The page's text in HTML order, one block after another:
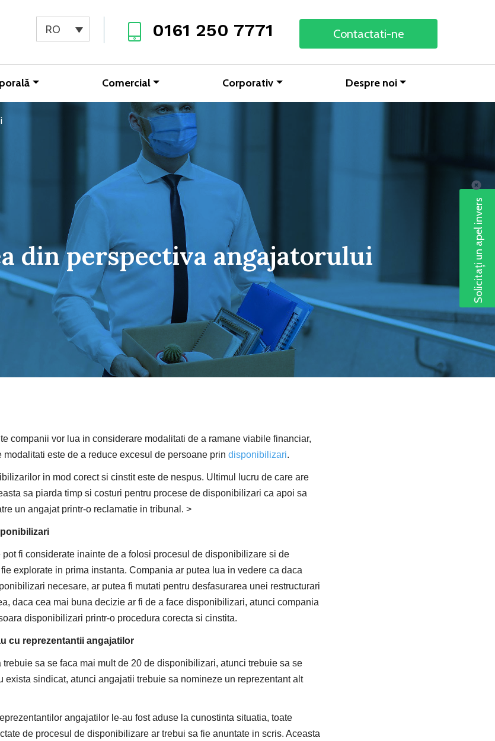
0161 250 7771 Contactati-ne
RO
Comercial Corporativ Despre noi
din perspectiva angajatorului
companii vor lua in considerare modalitati de a ramane viabile financiar,
este de a reduce excesul de persoane prin disponibilizari.
in mod corect si cinstit este de nespus. Ultimul lucru de care are
sa piarda timp si costuri pentru procese de disponibilizari ca apoi sa
un angajat printr-o reclamatie in tribunal. >
fi considerate inainte de a folosi procesul de disponibilizare si de
explorate in prima instanta. Compania ar putea lua in vedere ca daca
necesare, ar putea fi mutati pentru desfasurarea unei restructurari
daca cea mai buna decizie ar fi de a face disponibilizari, atunci compania
disponibilizari printr-o procedura corecta si cinstita.
cu reprezentantii angajatilor
sa se faca mai mult de 20 de disponibilizari, atunci trebuie sa se
exista sindicat, atunci angajatii trebuie sa nomineze un reprezentant alt
angajatilor le-au fost aduse la cunostinta situatia, toate
de procesul de disponibilizare ar trebui sa fie anuntate in scris. Aceasta
Solicitați un apel invers